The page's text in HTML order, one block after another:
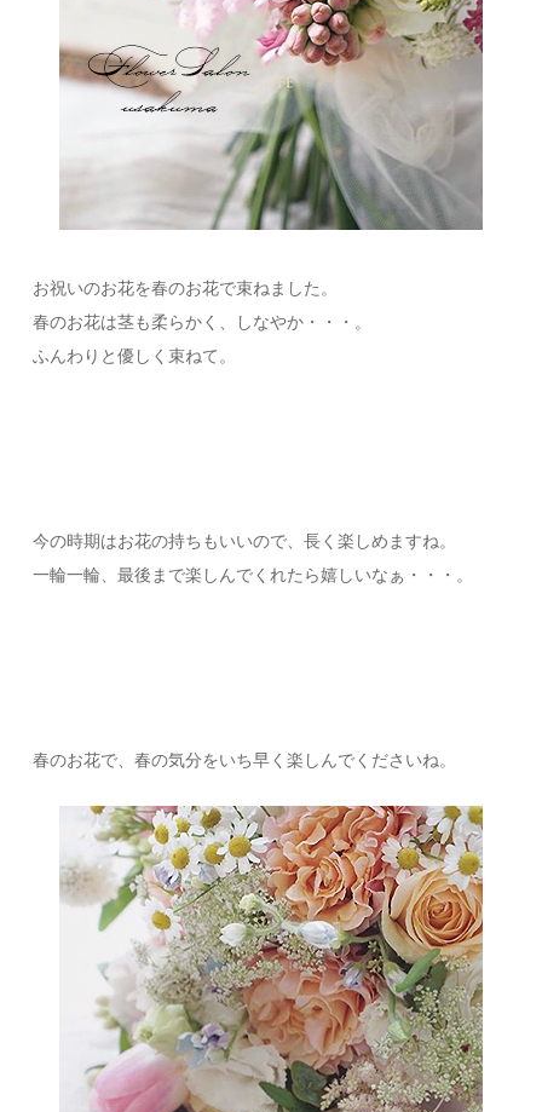
お祝いのお花を春のお花で束ねました。
春のお花は茎も柔らかく、しなやか・・・。
ふんわりと優しく束ねて。
今の時期はお花の持ちもいいので、長く楽しめますね。
一輪一輪、最後まで楽しんでくれたら嬉しいなぁ・・・。
春のお花で、春の気分をいち早く楽しんでくださいね。